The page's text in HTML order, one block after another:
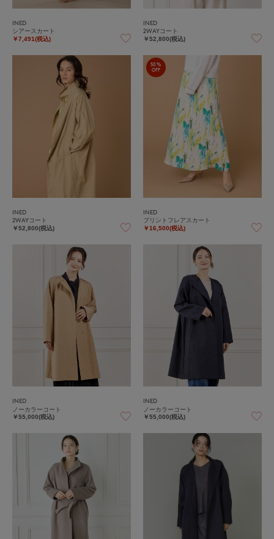
INED
シアースカート
￥7,491(税込)
INED
2WAYコート
￥52,800(税込)
INED
2WAYコート
￥52,800(税込)
50%
OFF
INED
プリントフレアスカート
￥16,500(税込)
INED
ノーカラーコート
￥55,000(税込)
INED
ノーカラーコート
￥55,000(税込)